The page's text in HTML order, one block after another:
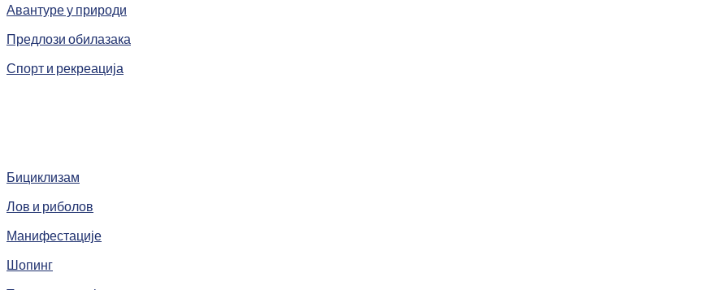
Авантуре у природи
Предлози обилазака
Спорт и рекреација
Бициклизам
Лов и риболов
Манифестације
Шопинг